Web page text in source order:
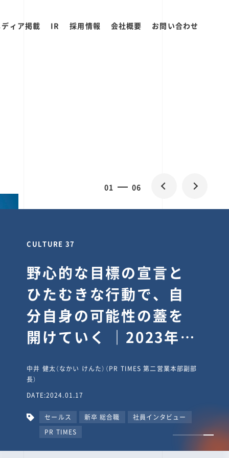
ィア掲載 IR 採用情報 会社概要 お問い合わせ
01 06